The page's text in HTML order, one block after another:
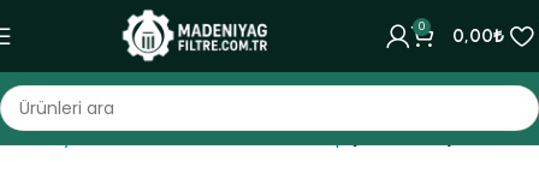
0 0,00₺
Ana Sayfa Bakım Setleri Skoda Karoq (2017-2021)